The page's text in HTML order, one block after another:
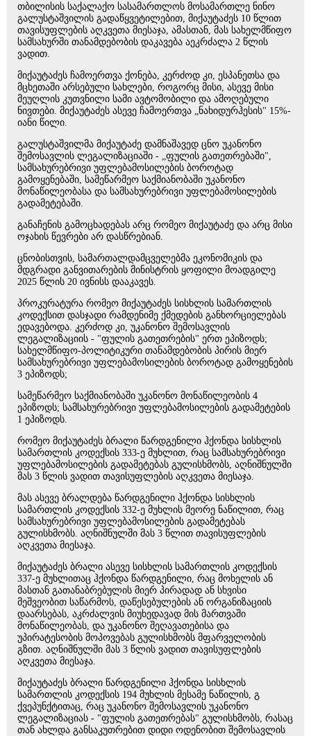
თბილისის საქალაქო სასამართლოს მოსამართლე ნინო
გალუსტაშვილის გადაწყვეტილებით, მიქაუტაძეს 10 წლით
თავისუფლების აღკვეთა მიესაჯა, ამასთან, მას სახელმწიფო
სამსახურში თანამდებობის დაკავება აეკრძალა 2 წლის
ვადით.
მიქაუტაძეს ჩამოერთვა ქონება, კერძოდ კი, ესპანეთსა და
მცხეთაში არსებული სახლები, როგორც მისი, ასევე მისი
მეუღლის კუთვნილი სამი ავტომობილი და ამოღებული
ნივთები. მიქაუტაძეს ასევე ჩამოერთვა „ნახიდურჰესის" 15%-
იანი წილი.
გალუსტაშვილმა მიქაუტაძე დამნაშავედ ცნო უკანონო
შემოსავლის ლეგალიზაციაში - „ფულის გათეთრებაში",
სამსახურებრივი უფლებამოსილების ბოროტად
გამოყენებაში, სამეწარმეო საქმიანობაში უკანონო
მონაწილეობასა და სამსახურებრივი უფლებამოსილების
გადამეტებაში.
განაჩენის გამოცხადებას არც რომეო მიქაუტაძე და არც მისი
ოჯახის წევრები არ დასწრებიან.
ცნობისთვის, სამართალდამცველებმა ეკონომიკის და
მდგრადი განვითარების მინისტრის ყოფილი მოადგილე
2025 წლის 20 ივნისს დააკავეს.
პროკურატურა რომეო მიქაუტაძეს სისხლის სამართლის
კოდექსით დასჯადი რამდენიმე ქმედების განხორციელებას
ედავებოდა. კერძოდ კი, უკანონო შემოსავლის
ლეგალიზაციის - "ფულის გათეთრების" ერთ ეპიზოდს;
სახელმწიფო-პოლიტიკური თანამდებობის პირის მიერ
სამსახურებრივი უფლებამოსილების ბოროტად გამოყენების
3 ეპიზოდს;
სამეწარმეო საქმიანობაში უკანონო მონაწილეობის 4
ეპიზოდს; სამსახურებრივი უფლებამოსილების გადამეტების
1 ეპიზოდს.
რომეო მიქაუტაძეს ბრალი წარდგენილი ჰქონდა სისხლის
სამართლის კოდექსის 333-ე მუხლით, რაც სამსახურებრივი
უფლებამოსილების გადამეტებას გულისხმობს, აღნიშნულში
მას 3 წლის ვადით თავისუფლების აღკვეთა მიესაჯა.
მას ასევე ბრალდება წარდგენილი ჰქონდა სისხლის
სამართლის კოდექსის 332-ე მუხლის მეორე ნაწილით, რაც
სამსახურებრივი უფლებამოსილების გადამეტებას
გულისხმობს. აღნიშნულში მას 3 წლით თავისუფლების
აღკვეთა მიესაჯა.
მიქაუტაძეს ბრალი ასევე სისხლის სამართლის კოდექსის
337-ე მუხლითაც ჰქონდა წარდგენილი, რაც მოხელის ან
მასთან გათანაბრებულის მიერ პირადად ან სხვისი
მეშვეობით საწარმოს, დაწესებულების ან ორგანიზაციის
დაარსებას, აკრძალვის მიუხედავად მის მართვაში
მონაწილეობას, და უკანონო შეღავათებისა და
უპირატესობის მოპოვებას გულისხმობს მფარველობის
გზით. აღნიშნულში მას 3 წლის ვადით თავისუფლების
აღკვეთა მიესაჯა.
მიქაუტაძეს ბრალი წარდგენილი ჰქონდა სისხლის
სამართლის კოდექსის 194 მუხლის მესამე ნაწილის, გ
ქვეპუნქტითაც, რაც უკანონო შემოსავლის უკანონო
ლეგალიზაციას - "ფულის გათეთრებას" გულისხმობს, რასაც
თან ახლდა განსაკუთრებით დიდი ოდენობით შემოსავლის